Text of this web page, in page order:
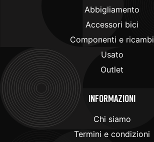
Abbigliamento
Accessori bici
Componenti e ricambi
Usato
Outlet
Informazioni
Chi siamo
Termini e condizioni